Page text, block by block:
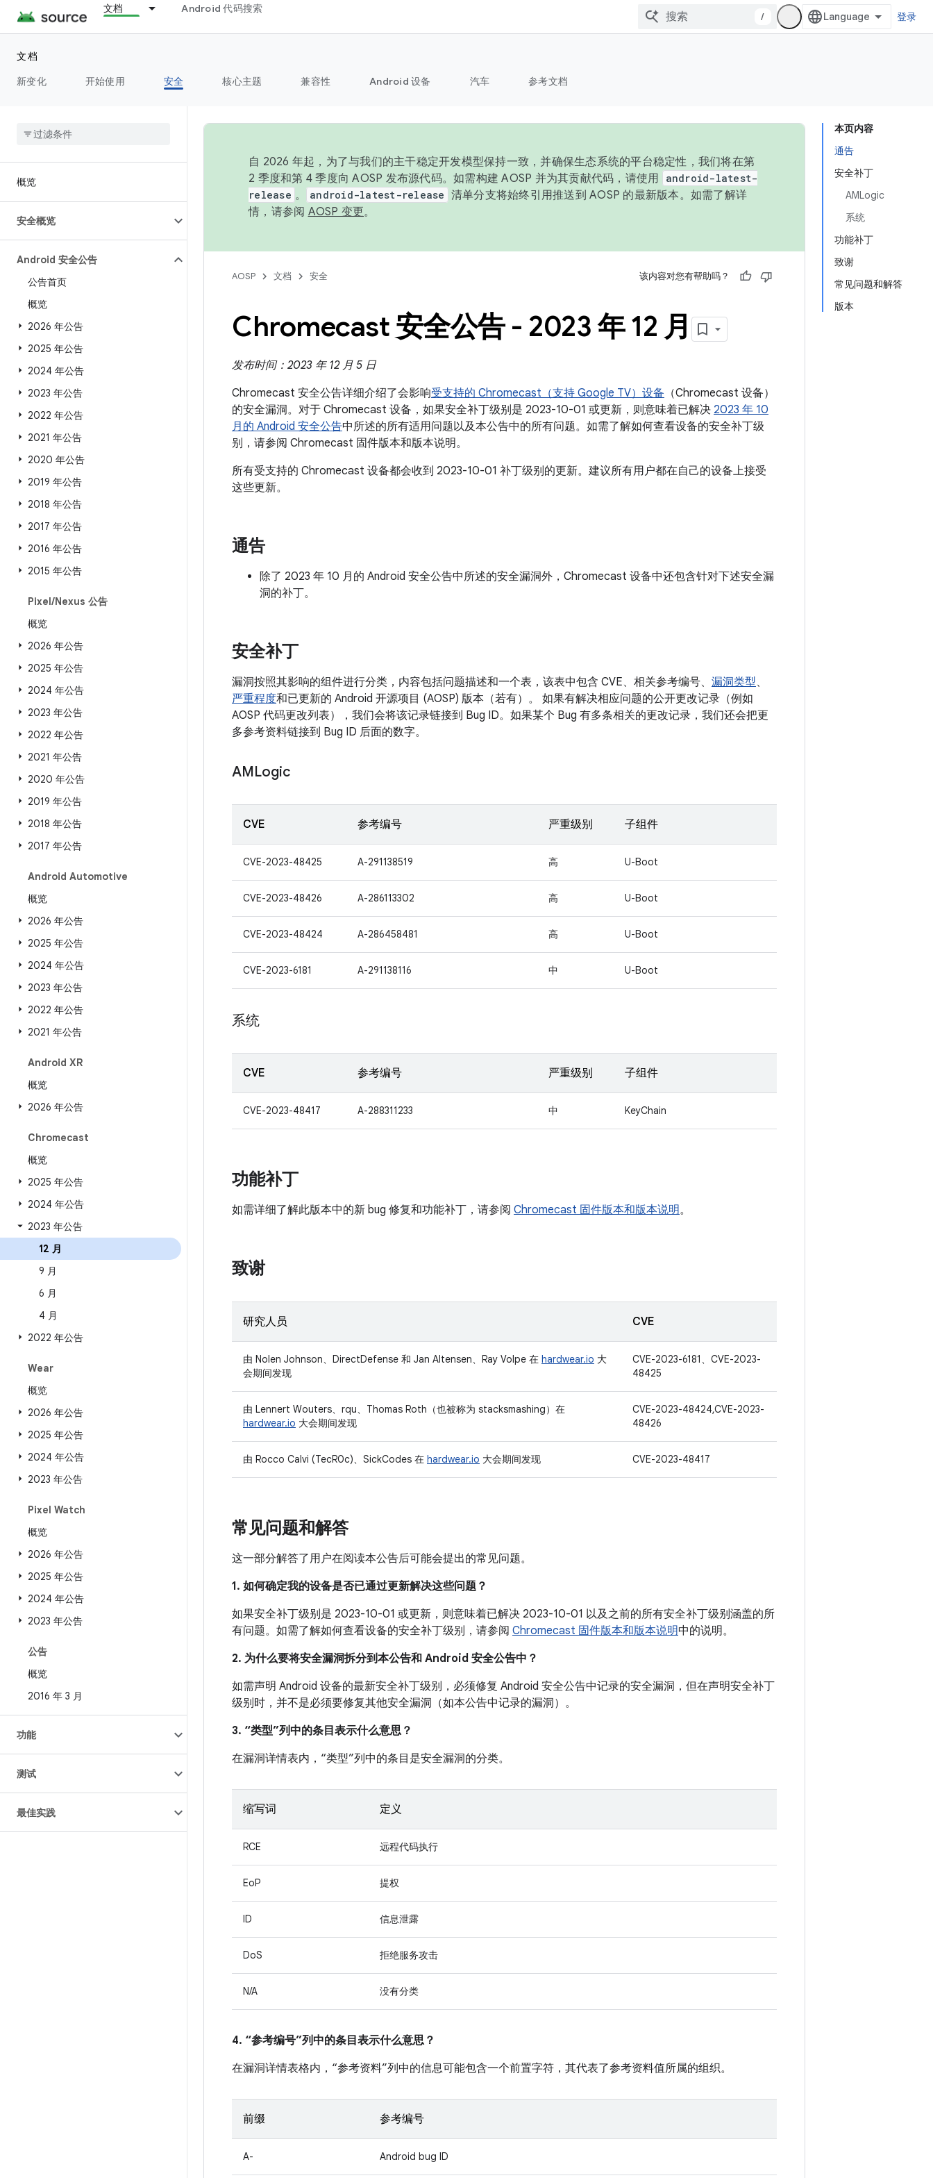
文档 Android 代码搜索
/ 登录
文档
新变化
开始使用 安全 核心主题 兼容性 Android 设备 汽车 参考文档
概览
安全概览
Android 安全公告
公告首页
概览
2026 年公告
2025 年公告
2024 年公告
2023 年公告
2022 年公告
2021 年公告
2020 年公告
2019 年公告
2018 年公告
2017 年公告
2016 年公告
2015 年公告
Pixel/Nexus 公告
概览
2026 年公告
2025 年公告
2024 年公告
2023 年公告
2022 年公告
2021 年公告
2020 年公告
2019 年公告
2018 年公告
2017 年公告
Android Automotive
概览
2026 年公告
2025 年公告
2024 年公告
2023 年公告
2022 年公告
2021 年公告
Android XR
概览
2026 年公告
Chromecast
概览
2025 年公告
2024 年公告
2023 年公告
12 月
9 月
6 月
4 月
2022 年公告
Wear
概览
2026 年公告
2025 年公告
2024 年公告
2023 年公告
Pixel Watch
概览
2026 年公告
2025 年公告
2024 年公告
2023 年公告
公告
概览
2016 年 3 月
功能
测试
最佳实践
本页内容
通告
安全补丁
AMLogic
系统
功能补丁
致谢
常见问题和解答
版本
自 2026 年起，为了与我们的主干稳定开发模型保持一致，并确保生态系统的平台稳定性，我们将在第
2 季度和第 4 季度向 AOSP 发布源代码。如需构建 AOSP 并为其贡献代码，请使用
android-latest-
release 。 android-latest-release 清单分支将始终引用推送到 AOSP 的最新版本。如需了解详
情，请参阅 AOSP 变更。
AOSP 文档 安全 该内容对您有帮助吗？
Chromecast 安全公告 - 2023 年 12 月
发布时间：2023 年 12 月 5 日
Chromecast 安全公告详细介绍了会影响受支持的 Chromecast（支持 Google TV）设备 （Chromecast 设备）
的安全漏洞。对于 Chromecast 设备，如果安全补丁级别是 2023-10-01 或更新，则意味着已解决 2023 年 10
月的 Android 安全公告中所述的所有适用问题以及本公告中的所有问题。如需了解如何查看设备的安全补丁级
别，请参阅 Chromecast 固件版本和版本说明。
所有受支持的 Chromecast 设备都会收到 2023-10-01 补丁级别的更新。建议所有用户都在自己的设备上接受
这些更新。
通告
除了 2023 年 10 月的 Android 安全公告中所述的安全漏洞外，Chromecast 设备中还包含针对下述安全漏
洞的补丁。
安全补丁
漏洞按照其影响的组件进行分类，内容包括问题描述和一个表，该表中包含 CVE、相关参考编号、 漏洞类型、
严重程度和已更新的 Android 开源项目 (AOSP) 版本（若有）。 如果有解决相应问题的公开更改记录（例如
AOSP 代码更改列表），我们会将该记录链接到 Bug ID。如果某个 Bug 有多条相关的更改记录，我们还会把更
多参考资料链接到 Bug ID 后面的数字。
AMLogic
CVE 参考编号 严重级别 子组件
CVE-2023-48425 A-291138519 高 U-Boot
CVE-2023-48426 A-286113302 高 U-Boot
CVE-2023-48424 A-286458481 高 U-Boot
CVE-2023-6181 A-291138116 中 U-Boot
系统
CVE 参考编号 严重级别 子组件
CVE-2023-48417 A-288311233 中 KeyChain
功能补丁
如需详细了解此版本中的新 bug 修复和功能补丁，请参阅 Chromecast 固件版本和版本说明。
致谢
研究人员 CVE
由 Nolen Johnson、DirectDefense 和 Jan Altensen、Ray Volpe 在 hardwear.io 大
会期间发现
CVE-2023-6181、CVE-2023-
48425
由 Lennert Wouters、rqu、Thomas Roth（也被称为 stacksmashing）在
hardwear.io 大会期间发现
CVE-2023-48424,CVE-2023-
48426
由 Rocco Calvi (TecR0c)、SickCodes 在 hardwear.io 大会期间发现 CVE-2023-48417
常见问题和解答
这一部分解答了用户在阅读本公告后可能会提出的常见问题。
1. 如何确定我的设备是否已通过更新解决这些问题？
如果安全补丁级别是 2023-10-01 或更新，则意味着已解决 2023-10-01 以及之前的所有安全补丁级别涵盖的所
有问题。如需了解如何查看设备的安全补丁级别，请参阅 Chromecast 固件版本和版本说明中的说明。
2. 为什么要将安全漏洞拆分到本公告和 Android 安全公告中？
如需声明 Android 设备的最新安全补丁级别，必须修复 Android 安全公告中记录的安全漏洞，但在声明安全补丁
级别时，并不是必须要修复其他安全漏洞（如本公告中记录的漏洞）。
3. “类型”列中的条目表示什么意思？
在漏洞详情表内，“类型”列中的条目是安全漏洞的分类。
缩写词 定义
RCE 远程代码执行
EoP 提权
ID 信息泄露
DoS 拒绝服务攻击
N/A 没有分类
4. “参考编号”列中的条目表示什么意思？
在漏洞详情表格内，“参考资料”列中的信息可能包含一个前置字符，其代表了参考资料值所属的组织。
前缀 参考编号
A- Android bug ID